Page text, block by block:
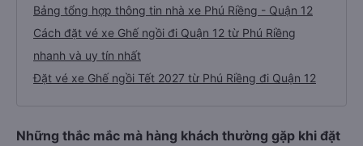
Bảng tổng hợp thông tin nhà xe Phú Riềng - Quận 12
Cách đặt vé xe Ghế ngồi đi Quận 12 từ Phú Riềng
nhanh và uy tín nhất
Đặt vé xe Ghế ngồi Tết 2027 từ Phú Riềng đi Quận 12
Những thắc mắc mà hàng khách thường gặp khi đặt